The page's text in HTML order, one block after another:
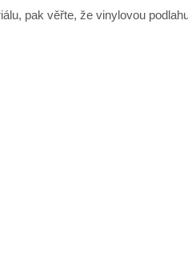
pak věřte, že vinylovou